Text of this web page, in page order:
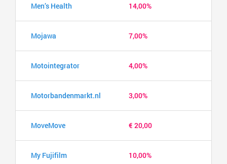
Men’s Health 14,00%
Mojawa 7,00%
Motointegrator 4,00%
Motorbandenmarkt.nl 3,00%
MoveMove € 20,00
My Fujifilm 10,00%